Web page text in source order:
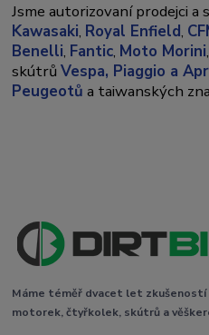
Jsme autorizovaní prodejci
Kawasaki, Royal Enfield,
Benelli, Fantic, Moto Morini
skútrůVespa, Piaggio a
Peugeotů a taiwanských
Máme téměř dvacet let zkušeností
motorek, čtyřkolek, skútrů a